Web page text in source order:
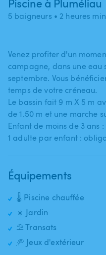
5 baigneurs • 2 heures
Venez profiter d'un
campagne​,​ dans une eau
septembre. Vous
temps de votre créneau.
Le bassin fait 9 m X 5 m
de 1.50 m et une marche
Enfant de moins de 3 ans
1 adulte par enfant :
Équipements
🌡️ Piscine chauffée
☀️ Jardin
⛱️ Transats
🥏 Jeux d'extérieur